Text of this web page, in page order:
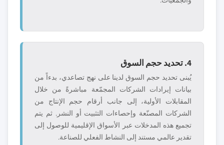
4. تحديد حجم السوق
يُبنى تحديد حجم السوق لدينا على نهج تصاعدي، بدءاً من
بيانات إيرادات الشركات المجمّعة مباشرةً من خلال
المقابلات الأولية، إلى جانب أرقام حجم الإنتاج من
الشركات المصنّعة وإحصاءات التثبيت أو النشر. ثم يتم
تجميع هذه المدخلات عبر الأسواق الإقليمية للوصول إلى
تقدير عالمي مستند إلى النشاط الفعلي للصناعة.